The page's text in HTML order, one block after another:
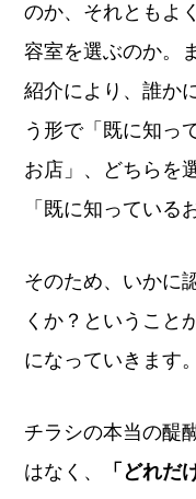
のか、それともよ
容室を選ぶのか。
紹介により、誰か
う形で「既に知っ
お店」、どちらを
「既に知っている
そのため、いかに
くか？ということ
になっていきます。
チラシの本当の醍
はなく、
「どれだ